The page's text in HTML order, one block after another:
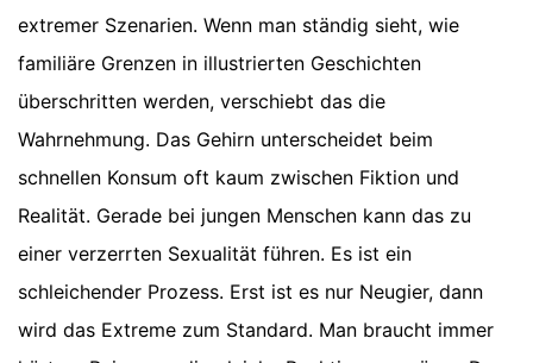
extremer Szenarien. Wenn man ständig sieht, wie
familiäre Grenzen in illustrierten Geschichten
überschritten werden, verschiebt das die
Wahrnehmung. Das Gehirn unterscheidet beim
schnellen Konsum oft kaum zwischen Fiktion und
Realität. Gerade bei jungen Menschen kann das zu
einer verzerrten Sexualität führen. Es ist ein
schleichender Prozess. Erst ist es nur Neugier, dann
wird das Extreme zum Standard. Man braucht immer